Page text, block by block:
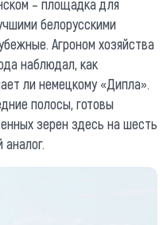
– площадка для
белорусскими
Агроном хозяйства
наблюдал, как
ли немецкому «Дипла».
полосы, готовы
зерен здесь на шесть